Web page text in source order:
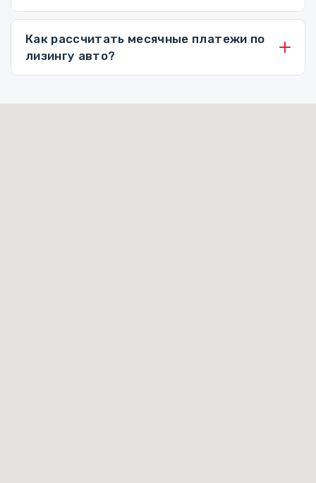
Как рассчитать месячные платежи по
лизингу авто?